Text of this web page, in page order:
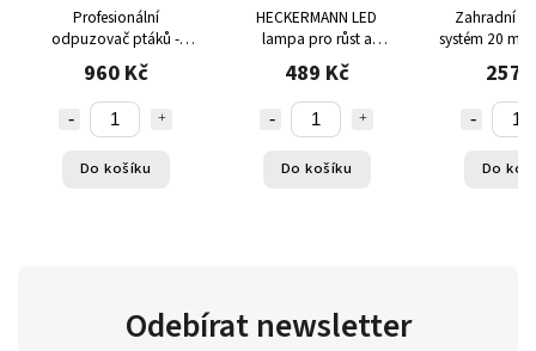
Profesionální
odpuzovač ptáků -
drak orel LEOPARD
960 Kč
Do košíku
HECKERMANN LED
lampa pro růst a
pěstování rostlin s
časovačem 3 ks
489 Kč
Do košíku
Zahradní
systém 20 m -
vodní
257
Do
Odebírat newsletter